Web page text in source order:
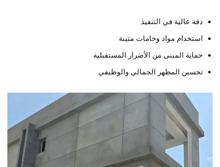
دقة عالية في التنفيذ
استخدام مواد وخامات متينة
حماية المبنى من الأضرار المستقبلية
تحسين المظهر الجمالي والوظيفي